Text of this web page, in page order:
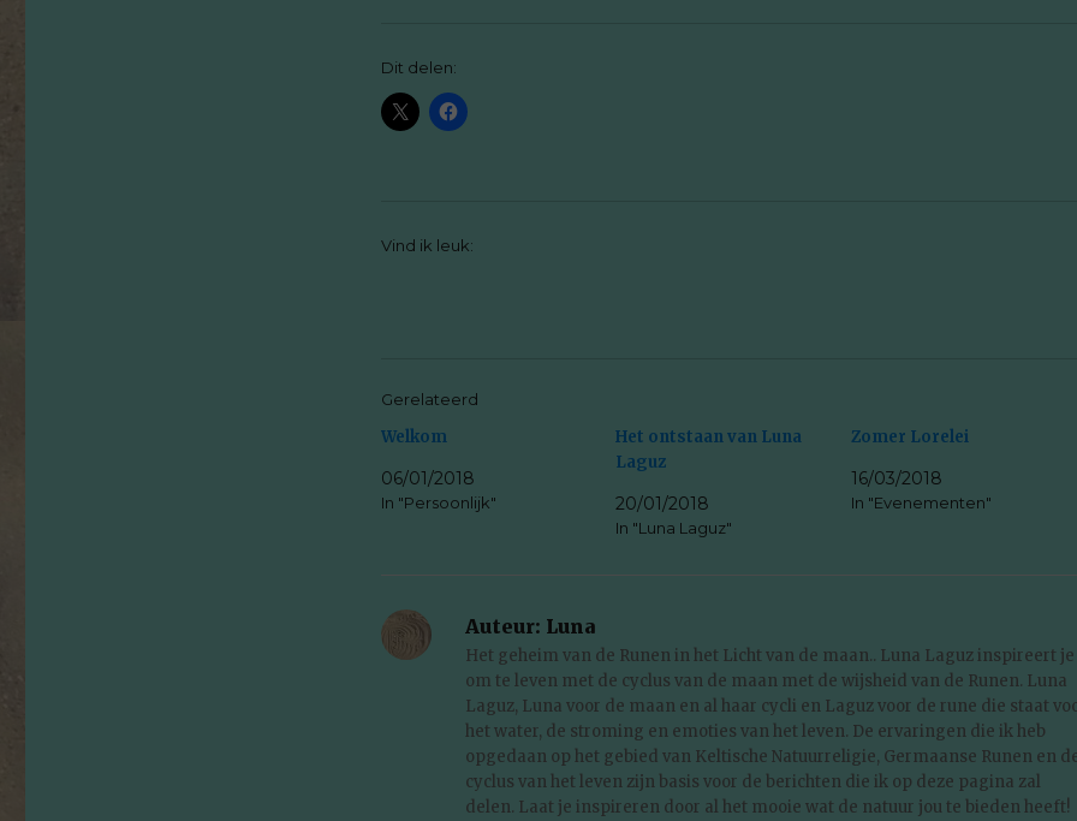
Dit delen:
Vind ik leuk:
Gerelateerd
Welkom
06/01/2018
In "Persoonlijk"
Het ontstaan van Luna
Laguz
20/01/2018
In "Luna Laguz"
Zomer Lorelei
16/03/2018
In "Evenementen"
Auteur: Luna
Het geheim van de Runen in het Licht van de maan.. Luna Laguz inspireert je
om te leven met de cyclus van de maan met de wijsheid van de Runen. Luna
Laguz, Luna voor de maan en al haar cycli en Laguz voor de rune die staat
het water, de stroming en emoties van het leven. De ervaringen die ik heb
opgedaan op het gebied van Keltische Natuurreligie, Germaanse Runen en
cyclus van het leven zijn basis voor de berichten die ik op deze pagina zal
delen. Laat je inspireren door al het mooie wat de natuur jou te bieden heeft!